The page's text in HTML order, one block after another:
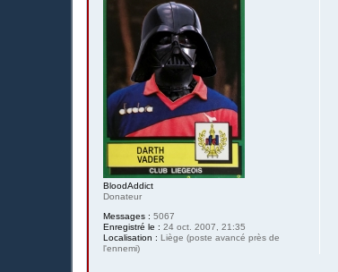
BloodAddict
Donateur
Messages : 5067
Enregistré le : 24 oct. 2007, 21:35
Localisation : Liège (poste avancé près de
l'ennemi)